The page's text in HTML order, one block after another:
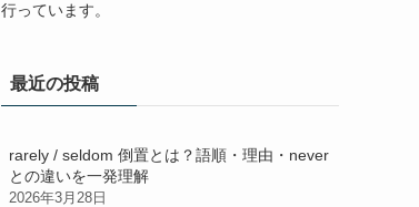
行っています。
最近の投稿
rarely / seldom 倒置とは？語順・理由・never
との違いを一発理解
2026年3月28日